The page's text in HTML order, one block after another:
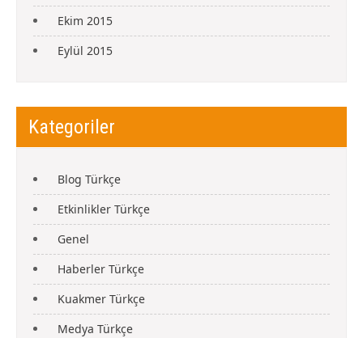
Ekim 2015
Eylül 2015
Kategoriler
Blog Türkçe
Etkinlikler Türkçe
Genel
Haberler Türkçe
Kuakmer Türkçe
Medya Türkçe